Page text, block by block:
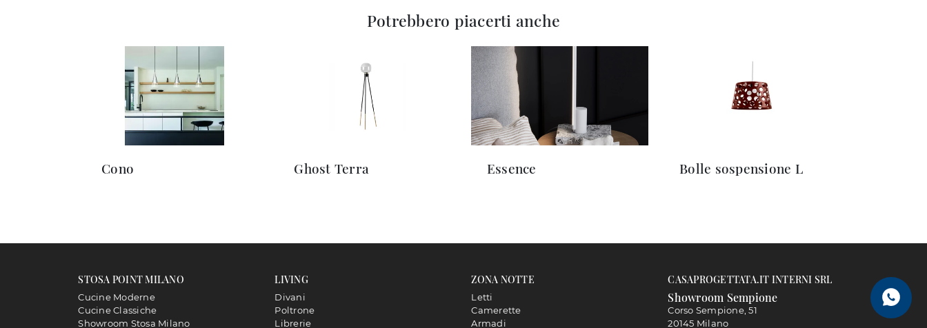
Potrebbero piacerti anche
Cono Ghost Terra Essence Bolle sospensione L
STOSA POINT MILANO
Cucine Moderne
Cucine Classiche
Showroom Stosa Milano
LIVING
Divani
Poltrone
Librerie
ZONA NOTTE
Letti
Camerette
Armadi
CASAPROGETTATA.IT INTERNI SRL
Showroom Sempione
Corso Sempione, 51
20145 Milano